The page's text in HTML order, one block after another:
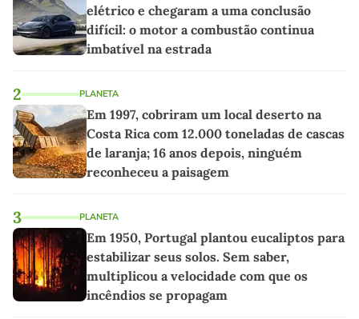
elétrico e chegaram a uma conclusão
difícil: o motor a combustão continua
imbatível na estrada
2 PLANETA
Em 1997, cobriram um local deserto na
Costa Rica com 12.000 toneladas de cascas
de laranja; 16 anos depois, ninguém
reconheceu a paisagem
3 PLANETA
Em 1950, Portugal plantou eucaliptos para
estabilizar seus solos. Sem saber,
multiplicou a velocidade com que os
incêndios se propagam